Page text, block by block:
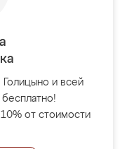
и всей
от стоимости